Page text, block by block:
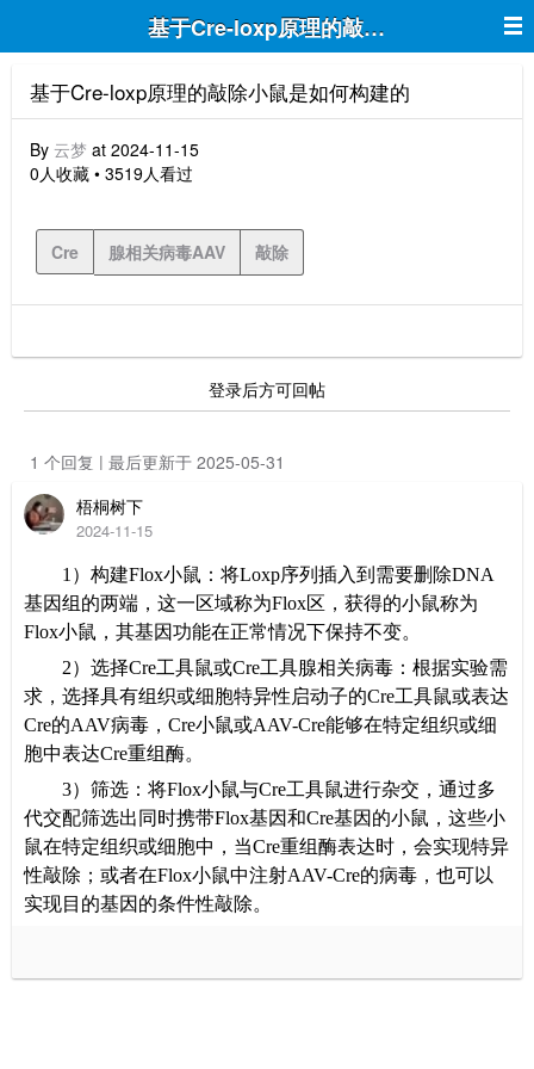
基于Cre-loxp原理的敲除小鼠是如何构
基于Cre-loxp原理的敲除小鼠是如何构建的
By 云梦 at 2024-11-15
0人收藏 • 3519人看过
Cre 腺相关病毒AAV 敲除
登录后方可回帖
1 个回复 | 最后更新于 2025-05-31
梧桐树下
2024-11-15
1） 构建Flox小鼠：将Loxp序列插入到需要删除DNA
基因组的两端，这一区域称为Flox区，获得的小鼠称为
Flox小鼠，其基因功能在正常情况下保持不变。
2） 选择Cre工具鼠或Cre工具腺相关病毒：根据实验需
求，选择具有组织或细胞特异性启动子的Cre工具鼠或表达
Cre的AAV病毒， Cre小鼠或AAV-Cre能够在特定组织或细
胞中表达Cre重组酶。
3） 筛选：将Flox小鼠与Cre工具鼠进行杂交，通过多
代交配筛选出同时携带Flox基因和Cre基因的小鼠，这些小
鼠在特定组织或细胞中，当Cre重组酶表达时，会实现特异
性敲除；或者在Flox小鼠中注射AAV-Cre的病毒，也可以
实现目的基因的条件性敲除。